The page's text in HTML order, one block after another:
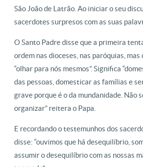
São João de Latrão. Ao iniciar o seu
sacerdotes surpresos com as suas
O Santo Padre disse que a primeira
ordem nas dioceses, nas paróquias,
“olhar para nós mesmos”. Significa
das pessoas, domesticar as famílias e
grave porque é o da mundanidade. Não
organizar” reitera o Papa.
E recordando o testemunhos dos
disse: “ouvimos que há desequilíbrio,
assumir o desequilíbrio com as nossas